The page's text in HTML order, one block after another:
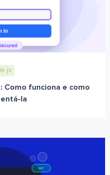
Como funciona e como
la